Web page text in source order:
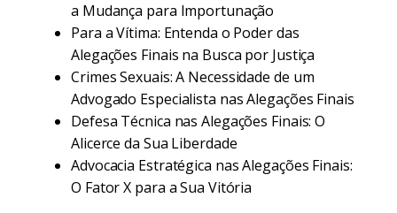
a Mudança para Importunação
Para a Vítima: Entenda o Poder das
Alegações Finais na Busca por Justiça
Crimes Sexuais: A Necessidade de um
Advogado Especialista nas Alegações Finais
Defesa Técnica nas Alegações Finais: O
Alicerce da Sua Liberdade
Advocacia Estratégica nas Alegações Finais:
O Fator X para a Sua Vitória